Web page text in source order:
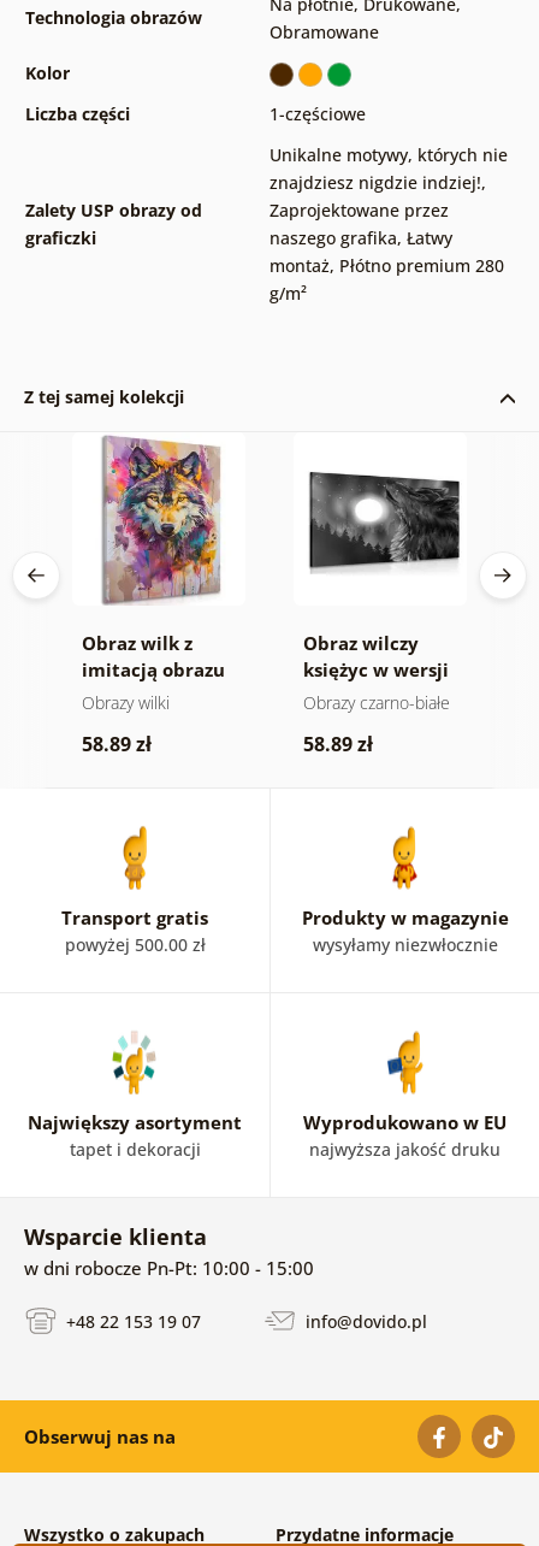
Technologia obrazów
Obramowane
Kolor
Liczba części
1-częściowe
Zalety USP obrazy od
graficzki
Unikalne motywy, których nie
znajdziesz nigdzie indziej!,
Zaprojektowane przez
naszego grafika, Łatwy
montaż, Płótno premium 280
g/m²
Z tej samej kolekcji
Obraz wilk z
imitacją obrazu
Obrazy wilki
58.89 zł
Obraz wilczy
księżyc w wersji
czarno-białej
Obrazy czarno-białe
58.89 zł
Transport gratis
powyżej 500.00 zł
Produkty w magazynie
wysyłamy niezwłocznie
Największy asortyment
tapet i dekoracji
Wyprodukowano w EU
najwyższa jakość druku
Wsparcie klienta
w dni robocze Pn-Pt: 10:00 - 15:00
+48 22 153 19 07 info@dovido.pl
Obserwuj nas na
Wszystko o zakupach Przydatne informacje